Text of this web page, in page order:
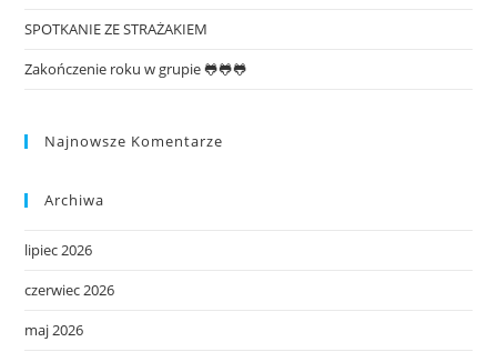
SPOTKANIE ZE STRAŻAKIEM
Zakończenie roku w grupie 🐸🐸🐸
Najnowsze Komentarze
Archiwa
lipiec 2026
czerwiec 2026
maj 2026